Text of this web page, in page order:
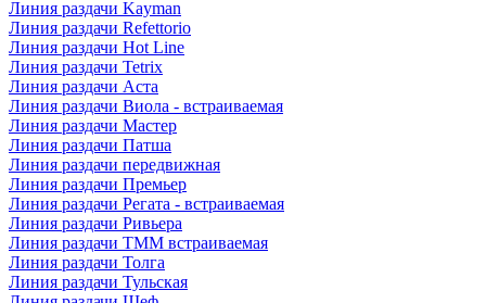
Линия раздачи Kayman
Линия раздачи Refettorio
Линия раздачи Hot Line
Линия раздачи Tetrix
Линия раздачи Аста
Линия раздачи Виола - встраиваемая
Линия раздачи Мастер
Линия раздачи Патша
Линия раздачи передвижная
Линия раздачи Премьер
Линия раздачи Регата - встраиваемая
Линия раздачи Ривьера
Линия раздачи ТММ встраиваемая
Линия раздачи Толга
Линия раздачи Тульская